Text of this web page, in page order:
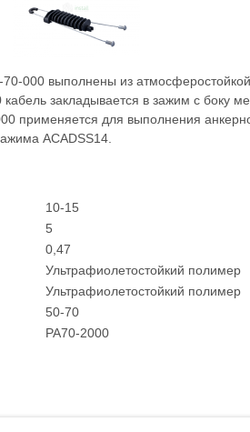
70-000 выполнены из
закладывается в зажим с боку
применяется для выполнения
ACADSS14.
10-15
5
0,47
Ультрафиолетостойкий полимер
Ультрафиолетостойкий полимер
50-70
PA70-2000